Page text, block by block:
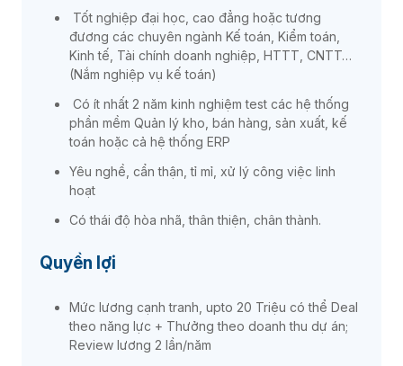
Tốt nghiệp đại học, cao đẳng hoặc tương
đương các chuyên ngành Kế toán, Kiểm toán,
Kinh tế, Tài chính doanh nghiệp, HTTT, CNTT…
(Nắm nghiệp vụ kế toán)
Có ít nhất 2 năm kinh nghiệm test các hệ thống
phần mềm Quản lý kho, bán hàng, sản xuất, kế
toán hoặc cả hệ thống ERP
Yêu nghề, cẩn thận, tỉ mỉ, xử lý công việc linh
hoạt
Có thái độ hòa nhã, thân thiện, chân thành.
Quyền lợi
Mức lương cạnh tranh, upto 20 Triệu có thể Deal
theo năng lực + Thưởng theo doanh thu dự án;
Review lương 2 lần/năm